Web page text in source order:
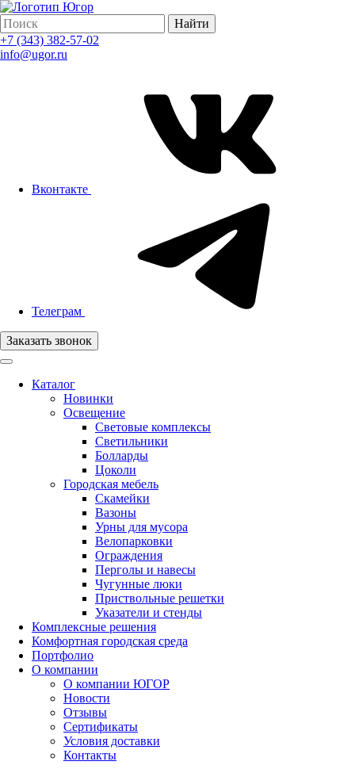
Найти
+7 (343) 382-57-02
info@ugor.ru
Вконтакте
Телеграм
Заказать звонок
Каталог
Новинки
Освещение
Световые комплексы
Светильники
Болларды
Цоколи
Городская мебель
Скамейки
Вазоны
Урны для мусора
Велопарковки
Ограждения
Перголы и навесы
Чугунные люки
Приствольные решетки
Указатели и стенды
Комплексные решения
Комфортная городская среда
Портфолио
О компании
О компании ЮГОР
Новости
Отзывы
Сертификаты
Условия доставки
Контакты